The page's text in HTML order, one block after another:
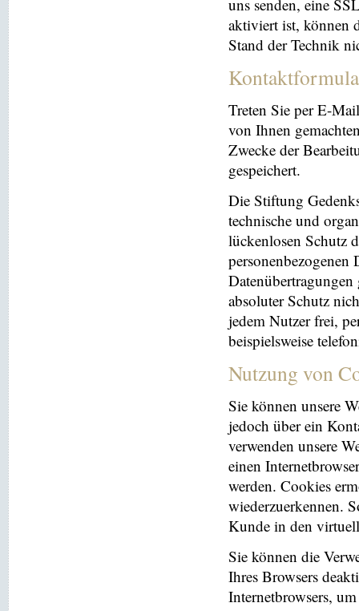
uns senden, eine
aktiviert ist, können
Stand der Technik
Treten Sie per E-
von Ihnen
Zwecke der
gespeichert.
Die Stiftung
technische und
lückenlosen Schutz
personenbezogenen
absoluter Schutz
jedem Nutzer frei,
beispielsweise
Nutzung von
Sie können unsere
jedoch über ein
verwenden unsere
einen
werden. Cookies
wiederzuerkennen.
Kunde in den
Sie können die
Ihres Browsers
Internetbrowsers,